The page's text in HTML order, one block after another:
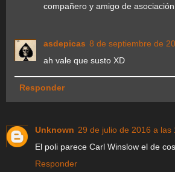
compañero y amigo de
asdepicas 8 de septiembre de
ah vale que susto XD
Responder
Unknown 29 de julio de 2016 a las
El poli parece Carl Winslow el de
Responder